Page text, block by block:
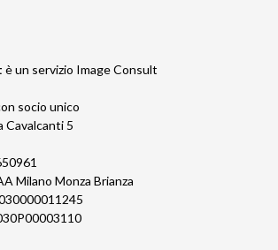
è un servizio Image Consult
socio unico
Cavalcanti 5
Milano Monza Brianza